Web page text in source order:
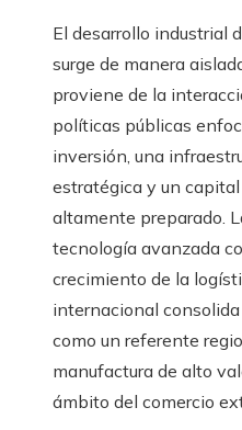
El desarrollo industrial
surge de manera
proviene de la
políticas públicas
inversión, una
estratégica y un
altamente preparado.
tecnología avanzada
crecimiento de la
internacional
como un referente
manufactura de alto
ámbito del comercio